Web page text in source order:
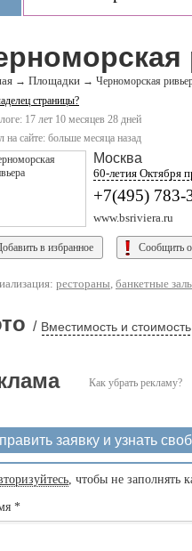
→ Площадки → Черноморская
страницы?
17 лет 10 месяцев 28 дней
на сайте: больше месяца назад
Москва
60-летия Октября
+7(495) 783-
www.bsriviera.ru
в избранное Сообщить
рестораны, банкетные
/ Вместимость и стоимость
Как убрать рекламу?
заявку и узнать
, чтобы не заполнять
*